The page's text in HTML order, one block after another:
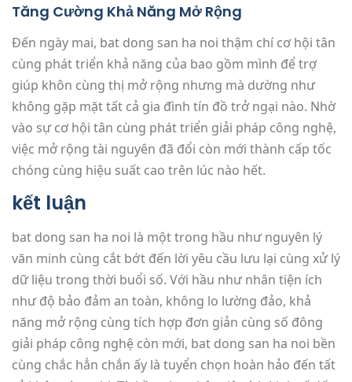
Tăng Cường Khả Năng Mở Rộng
Đến ngày mai, bat dong san ha noi thậm chí cơ hội tân
cùng phát triển khả năng của bao gồm mình để trợ
giúp khôn cùng thị mở rộng nhưng mà dường như
không gặp mặt tất cả gia đình tín đồ trở ngại nào. Nhờ
vào sự cơ hội tân cùng phát triển giải pháp công nghệ,
việc mở rộng tài nguyên đã đổi còn mới thành cấp tốc
chóng cùng hiệu suất cao trên lúc nào hết.
kết luận
bat dong san ha noi là một trong hầu như nguyên lý
văn minh cùng cắt bớt đến lời yêu cầu lưu lại cùng xử lý
dữ liệu trong thời buổi số. Với hầu như nhân tiện ích
như độ bảo đảm an toàn, không lo lường đảo, khả
năng mở rộng cùng tích hợp đơn giản cùng số đông
giải pháp công nghệ còn mới, bat dong san ha noi bền
cùng chắc hẳn chắn ấy là tuyển chọn hoàn hảo đến tất